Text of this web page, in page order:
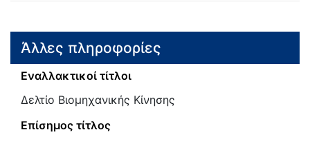
Άλλες πληροφορίες
Εναλλακτικοί τίτλοι
Δελτίο Βιομηχανικής Κίνησης
Επίσημος τίτλος